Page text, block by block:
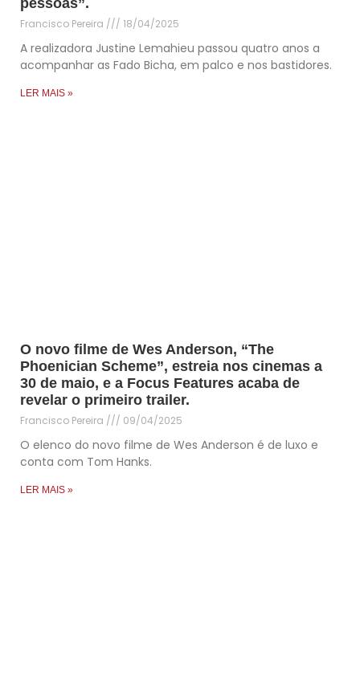
pessoas”.
Francisco Pereira 18/04/2025
A realizadora Justine Lemahieu passou quatro anos a
acompanhar as Fado Bicha, em palco e nos bastidores.
LER MAIS »
O novo filme de Wes Anderson, “The
Phoenician Scheme”, estreia nos cinemas a
30 de maio, e a Focus Features acaba de
revelar o primeiro trailer.
Francisco Pereira 09/04/2025
O elenco do novo filme de Wes Anderson é de luxo e
conta com Tom Hanks.
LER MAIS »